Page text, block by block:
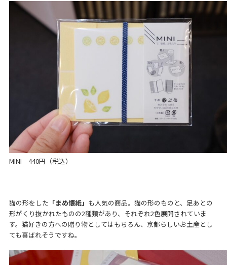
MINI 440円（税込）
猫の形をした 「まめ懐紙」 も人気の商品。猫の形のものと、足あとの
形がくり抜かれたものの2種類があり、それぞれ2色展開されていま
す。猫好きの方への贈り物としてはもちろん、京都らしいお土産とし
ても喜ばれそうですね。